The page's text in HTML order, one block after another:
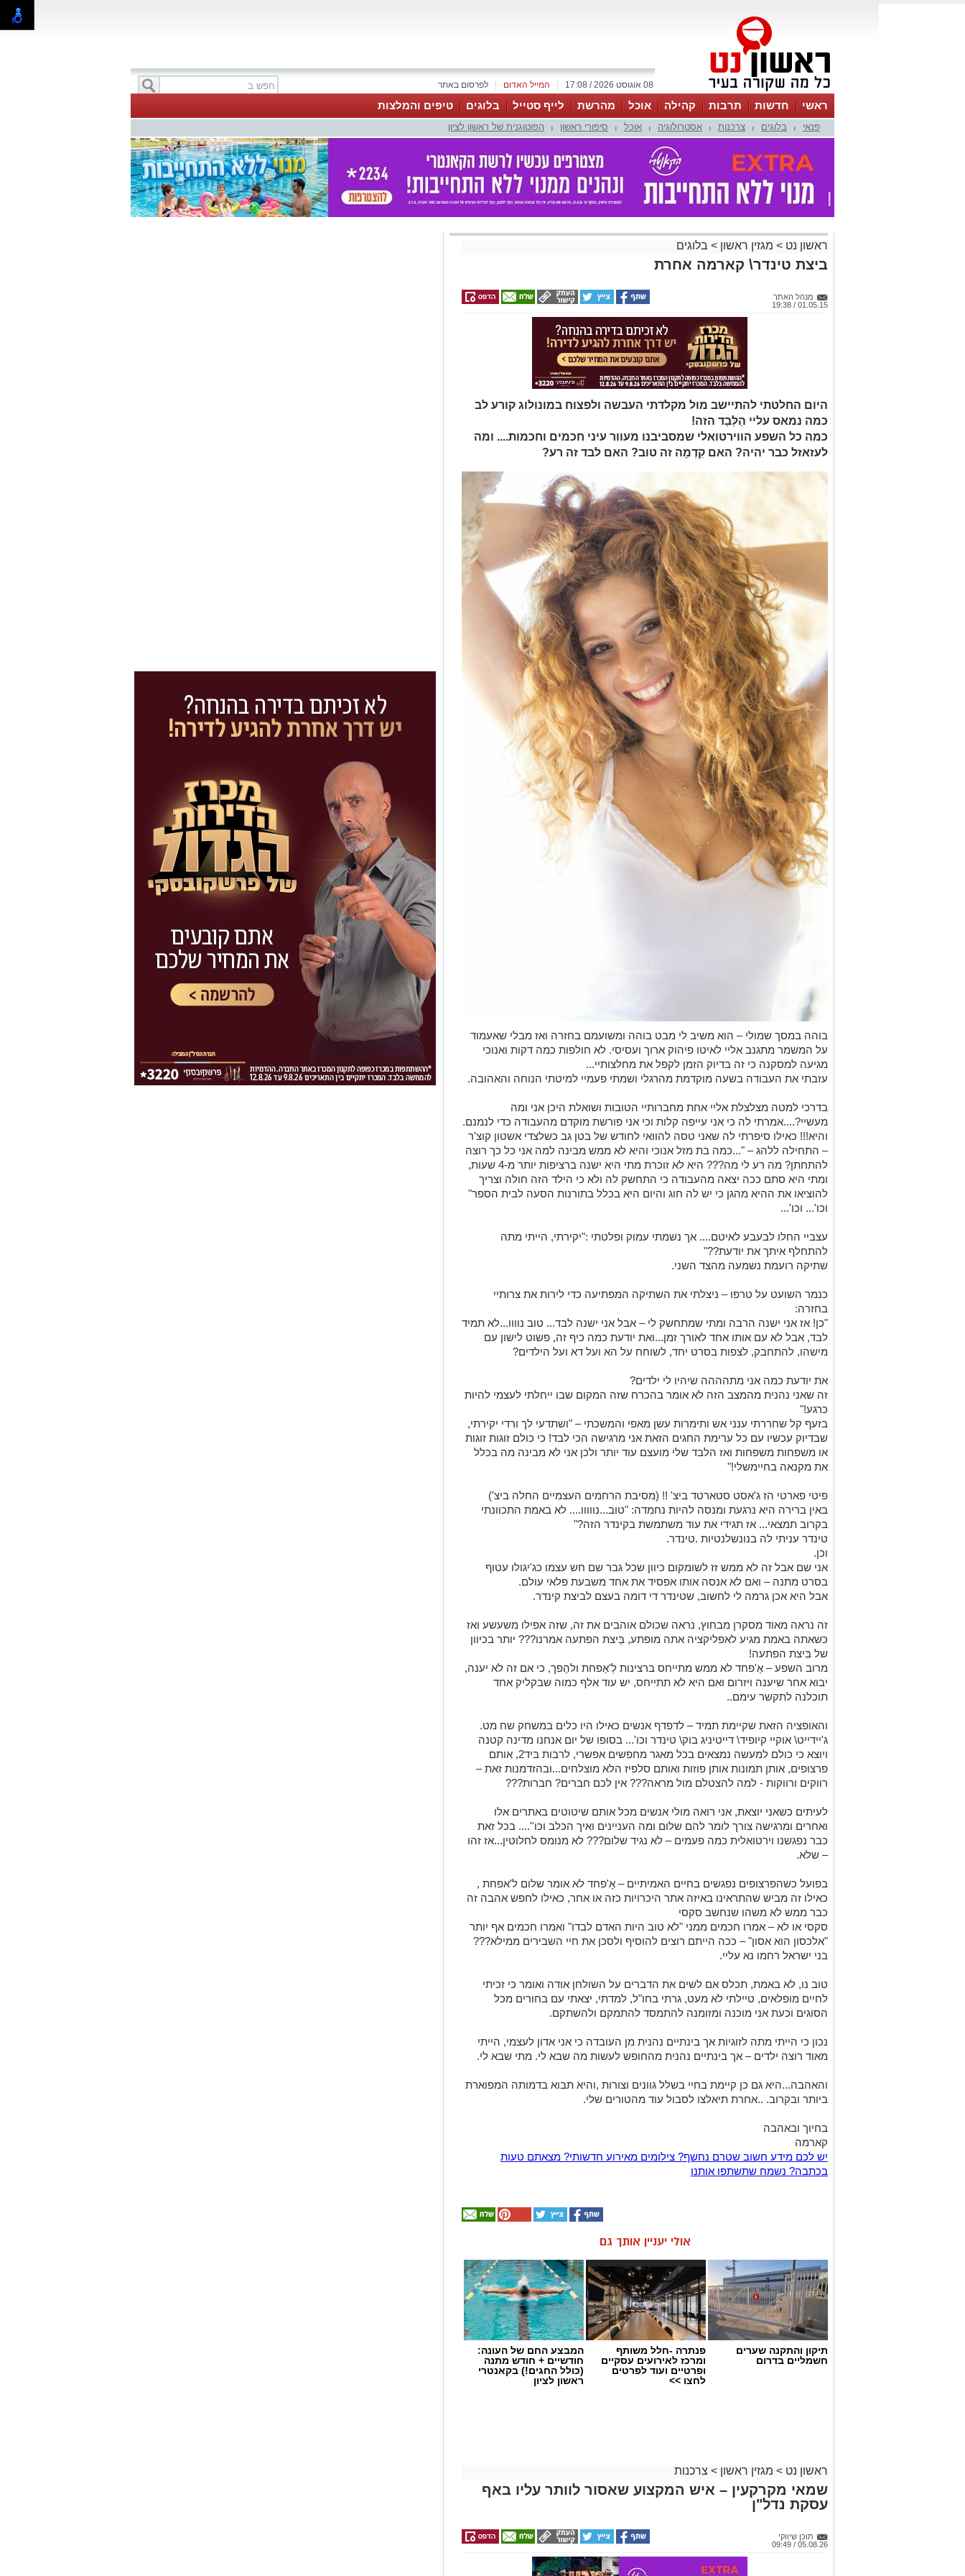
לפרסום באתר המייל האדום 08 אוגוסט 2026 / 17:08
ראשי חדשות תרבות קהילה אוכל מהרשת לייף סטייל בלוגים טיפים והמלצות
פנאי בלוגים צרכנות אסטרולוגיה אוכל סיפורי ראשון הפוטוגנית של ראשון לציון
ראשון נט > מגזין ראשון > בלוגים
ביצת טינדר\ קארמה אחרת
מנהל האתר
01.05.15 / 19:38
היום החלטתי להתיישב מול מקלדתי העבשה ולפצוח במונולוג קורע לב
כמה נמאס עליי הַלְּבַד הזה!
כמה כל השפע הווירטואלי שמסביבנו מעוור עיני חכמים וחכמות.... ומה
לעזאזל כבר יהיה? האם קִדְמָה זה טוב? האם לבד זה רע?
בוהה במסך שמולי – הוא משיב לי מבט בוהה ומשועמם בחזרה ואז מבלי שאעמוד
על המשמר מתגנב אליי לאיטו פיהוק ארוך ועסיסי. לא חולפות כמה דקות ואנוכי
מגיעה למסקנה כי זה בדיוק הזמן לקפל את מחלצותיי...
עזבתי את העבודה בשעה מוקדמת מהרגלי ושמתי פעמיי למיטתי הנוחה והאהובה.
בדרכי למטה מצלצלת אליי אחת מחברותיי הטובות ושואלת היכן אני ומה
מעשיי?....אמרתי לה כי אני עייפה קלות וכי אני פורשת מוקדם מהעבודה כדי לנמנם.
והיא!!! כאילו סיפרתי לה שאני טסה להוואי לחודש של בטן גב כשלצדי אשטון קוצ'ר
– התחילה ללהג – "...כמה בת מזל אנוכי והיא לא ממש מבינה למה אני כל כך רוצה
להתחתן? מה רע לי מה??? היא לא זוכרת מתי היא ישנה ברציפות יותר מ-4 שעות,
ומתי היא סתם ככה יצאה מהעבודה כי התחשק לה ולא כי הילד הזה חולה וצריך
להוציאו את ההיא מהגן כי יש לה חוג והיום היא בכלל בתורנות הסעה לבית הספר"
וכו'... וכו'...
עצביי החלו לבעבע לאיטם.... אך נשמתי עמוק ופלטתי :"יקירתי, הייתי מתה
להתחלף איתך את יודעת??"
שתיקה רועמת נשמעה מהצד השני.
כנמר השועט על טרפו – ניצלתי את השתיקה המפתיעה כדי לירות את צרותיי
בחזרה:
"כן! אז אני ישנה הרבה ומתי שמתחשק לי – אבל אני ישנה לבד... טוב נוווו...לא תמיד
לבד, אבל לא עם אותו אחד לאורך זמן...ואת יודעת כמה כיף זה, פשוט לישון עם
מישהו, להתחבק, לצפות בסרט יחד, לשוחח על הא ועל דא ועל הילדים?
את יודעת כמה אני מתהההה שיהיו לי ילדים?
זה שאני נהנית מהמצב הזה לא אומר בהכרח שזה המקום שבו ייחלתי לעצמי להיות
כרגע!"
בזעף קל שחררתי ענני אש ותימרות עשן מאפי והמשכתי – "ושתדעי לך ורדי יקירתי,
שבדיוק עכשיו עם כל ערימת החגים הזאת אני מרגישה הכי לבד! כי כולם זוגות זוגות
או משפחות משפחות ואז הלבד שלי מועצם עוד יותר ולכן אני לא מבינה מה בכלל
את מקנאה בחיימשלי!"
פיטי פארטי הז ג'אסט סטארטד ביצ' !! (מסיבת הרחמים העצמיים החלה ביצ')
באין ברירה היא נרגעת ומנסה להיות נחמדה: "טוב...נווווו.... לא באמת התכוונתי
בקרוב תמצאי... אז תגידי את עוד משתמשת בקינדר הזה?"
טינדר עניתי לה בנונשלנטיות .טינדר.
וכן.
אני שם אבל זה לא ממש זז לשומקום כיוון שכל גבר שם חש עצמו כג'יגולו עטוף
בסרט מתנה – ואם לא אנסה אותו אפסיד את אחד משבעת פלאי עולם.
אבל היא אכן גרמה לי לחשוב, שטינדר די דומה בעצם לביצת קינדר.
זה נראה מאוד מסקרן מבחוץ, נראה שכולם אוהבים את זה, שזה אפילו משעשע ואז
כשאתה באמת מגיע לאפליקציה אתה מופתע, בֵּיצת הפתעה אמרנו??? יותר בכיוון
של בִּיצת הפתעה!
מרוב השפע – אַ'פחד לא ממש מתייחס ברצינות לְ'אַפחת ולהֶפך, כי אם זה לא יענה,
יבוא אחר שיענה ויזרום ואם היא לא תתייחס, יש עוד אלף כמוה שבקליק אחד
תוכלנה לתקשר עימם..
והאופציה הזאת שקיימת תמיד – לדפדף אנשים כאילו היו כלים במשחק שח מט.
ג'יידייט\ אוקיי קיופיד\ דייטיניג בוק\ טינדר וכו'... בסופו של יום אנחנו מדינה קטנה
ויוצא כי כולם למעשה נמצאים בכל מאגר מחפשים אפשרי, לרבות ביד2, אותם
פרצופים, אותן תמונות אותן פוזות ואותם סלפיז הלא מוצלחים...ובהזדמנות זאת –
רווקים ורווקות - למה להצטלם מול מראה??? אין לכם חברים? חברות???
לעיתים כשאני יוצאת, אני רואה מולי אנשים מכל אותם שיטוטים באתרים אלו
ואחרים ומרגישה צורך לומר להם שלום ומה העניינים ואיך הכלב וכו''.... בכל זאת
כבר נפגשנו וירטואלית כמה פעמים – לא נגיד שלום??? לא מנומס לחלוטין...אז זהו
– שלא.
בפועל כשהפרצופים נפגשים בחיים האמיתיים – אָ'פחד לא אומר שלום ל'אפחת ,
כאילו זה מביש שהתראינו באיזה אתר היכרויות כזה או אחר, כאילו לחפש אהבה זה
כבר ממש לא משהו שנחשב סקסי
סקסי או לא – אמרו חכמים ממני "לא טוב היות האדם לבדו" ואמרו חכמים אף יותר
"אלכסון הוא אסון" – ככה הייתם רוצים להוסיף ולסכן את חיי השבירים ממילא???
בני ישראל רחמו נא עליי.
טוב נו, לא באמת, תכלס אם לשים את הדברים על השולחן אודה ואומר כי זכיתי
לחיים מופלאים, טיילתי לא מעט, גרתי בחו"ל, למדתי, יצאתי עם בחורים מכל
הסוגים וכעת אני מוכנה ומזומנה להתמסד להתמקם ולהשתקם.
נכון כי הייתי מתה לזוגיות אך בינתיים נהנית מן העובדה כי אני אדון לעצמי, הייתי
מאוד רוצה ילדים – אך בינתיים נהנית מהחופש לעשות מה שבא לי. מתי שבא לי.
והאהבה...היא גם כן קיימת בחיי בשלל גוונים וצורות ,והיא תבוא בדמותה המפוארת
ביותר ובקרוב. ..אחרת תיאלצו לסבול עוד מהטורים שלי.
בחיוך ובאהבה
קארמה
יש לכם מידע חשוב שטרם נחשף? צילומים מאירוע חדשותי? מצאתם טעות
בכתבה? נשמח שתשתפו אותנו
אולי יעניין אותך גם
תיקון והתקנה שערים
חשמליים בדרום
פנתרה -חלל משותף
ומרכז לאירועים עסקיים
ופרטיים ועוד לפרטים
לחצו >>
המבצע החם של העונה:
חודשיים + חודש מתנה
(כולל החגים!) בקאנטרי
ראשון לציון
ראשון נט > מגזין ראשון > צרכנות
שמאי מקרקעין – איש המקצוע שאסור לוותר עליו באף
עסקת נדל"ן
תוכן שיווקי
05.08.26 / 09:49